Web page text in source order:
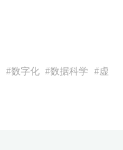
#数字化 #数据科学 #虚